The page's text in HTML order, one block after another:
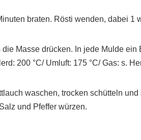
braten. Rösti wenden, dabei 1
Masse drücken. In jede Mulde
200 °C/ Umluft: 175 °C/ Gas: s.
waschen, trocken schütteln
und Pfeffer würzen.